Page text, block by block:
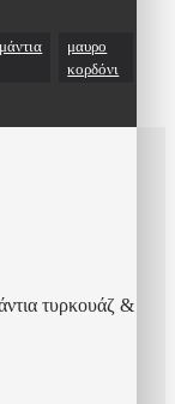
μαυρο
κορδόνι
τυρκουάζ &